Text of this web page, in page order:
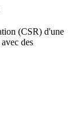
(CSR) d'une
des